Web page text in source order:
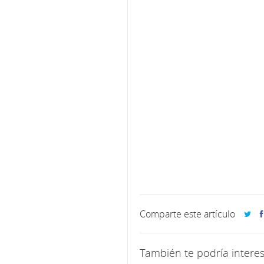
Comparte este artículo
También te podría